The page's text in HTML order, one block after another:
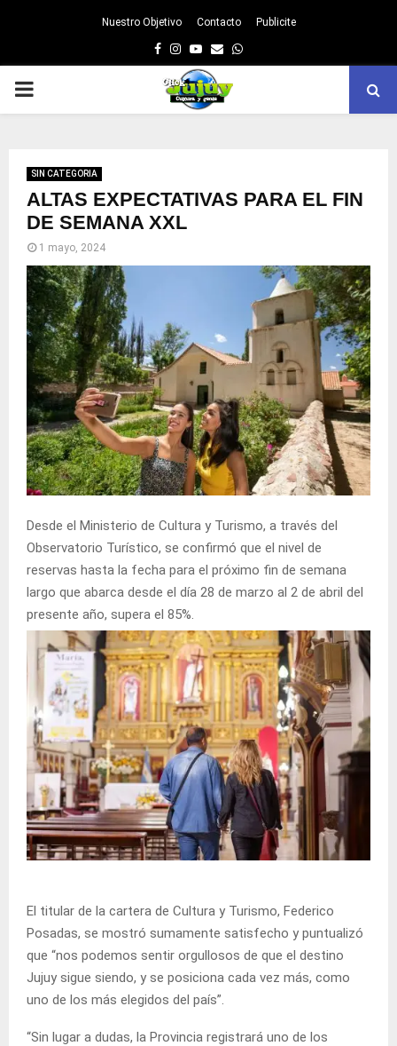
Nuestro Objetivo Contacto Publicite
Facebook
Instagram
Youtube
EmailWhatsapp
PRIMARY
SIN CATEGORIA
ALTAS EXPECTATIVAS PARA EL FIN
DE SEMANA XXL
1 mayo, 2024
Desde el Ministerio de Cultura y Turismo, a través del
Observatorio Turístico, se confirmó que el nivel de
reservas hasta la fecha para el próximo fin de semana
largo que abarca desde el día 28 de marzo al 2 de abril del
presente año, supera el 85%.
El titular de la cartera de Cultura y Turismo, Federico
Posadas, se mostró sumamente satisfecho y puntualizó
que “nos podemos sentir orgullosos de que el destino
Jujuy sigue siendo, y se posiciona cada vez más, como
uno de los más elegidos del país”.
“Sin lugar a dudas, la Provincia registrará uno de los